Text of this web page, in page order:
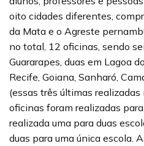
oito cidades diferentes,
da Mata e o Agreste
no total, 12 oficinas, sendo
Guararapes, duas em Lagoa
Recife, Goiana, Sanharó,
(essas três últimas realizadas
oficinas foram realizadas
realizada uma para duas
duas para uma única escola.